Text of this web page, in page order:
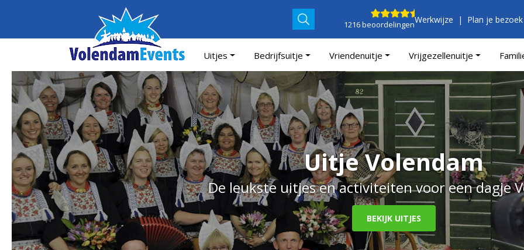
1216 beoordelingenWerkwijze Plan je bezoek
Uitjes Bedrijfsuitje Vriendenuitje Vrijgezellenuitje
Uitje Volendam
De leukste uitjes en activiteiten voor een dagje
BEKIJK UITJES